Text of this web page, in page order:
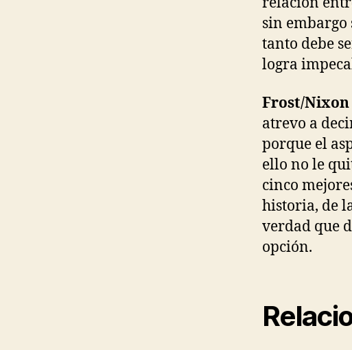
sin embargo
tanto debe
logra
Frost/Nixon
atrevo a
porque el
ello no le
cinco
historia, de
verdad que
opción.